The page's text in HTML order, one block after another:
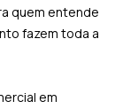
quem entende
fazem toda a
em